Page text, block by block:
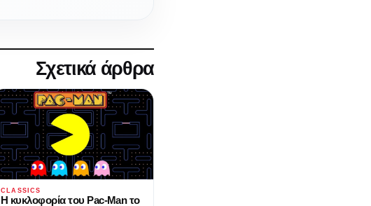
Σχετικά άρθρα
CLASSICS
Η κυκλοφορία του Pac-Man το